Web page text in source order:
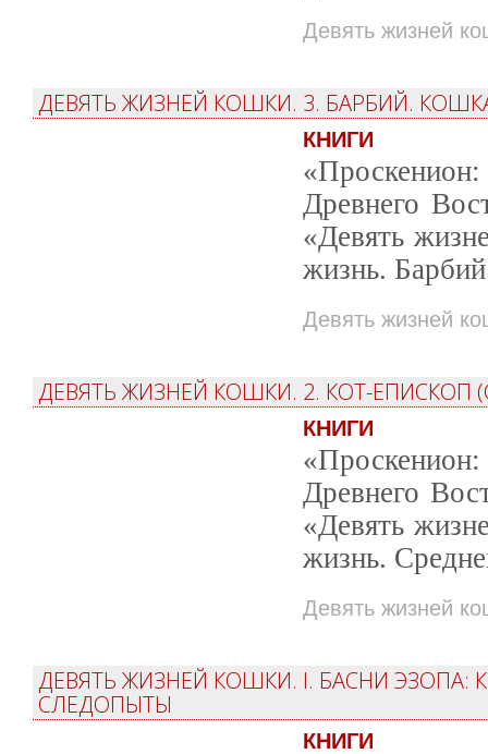
Девять жизней
ДЕВЯТЬ ЖИЗНЕЙ КОШКИ. 3. БАРБИЙ.
КНИГИ
Древнего
«Девять
жизнь.
Девять жизней
ДЕВЯТЬ ЖИЗНЕЙ КОШКИ. 2. КОТ-ЕПИСКОП
КНИГИ
Древнего
«Девять
жизнь.
Девять жизней
ДЕВЯТЬ ЖИЗНЕЙ КОШКИ. I. БАСНИ
СЛЕДОПЫТЫ
КНИГИ